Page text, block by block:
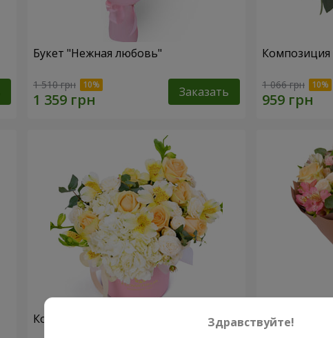
Букет "Нежная любовь"
1 510 грн Заказать
Композиция
1 066 грн
Композиция "Absolute" Букет
Здравствуйте!